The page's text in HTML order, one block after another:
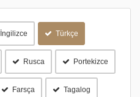
İngilizce Türkçe
Rusca Portekizce
Farsça Tagalog